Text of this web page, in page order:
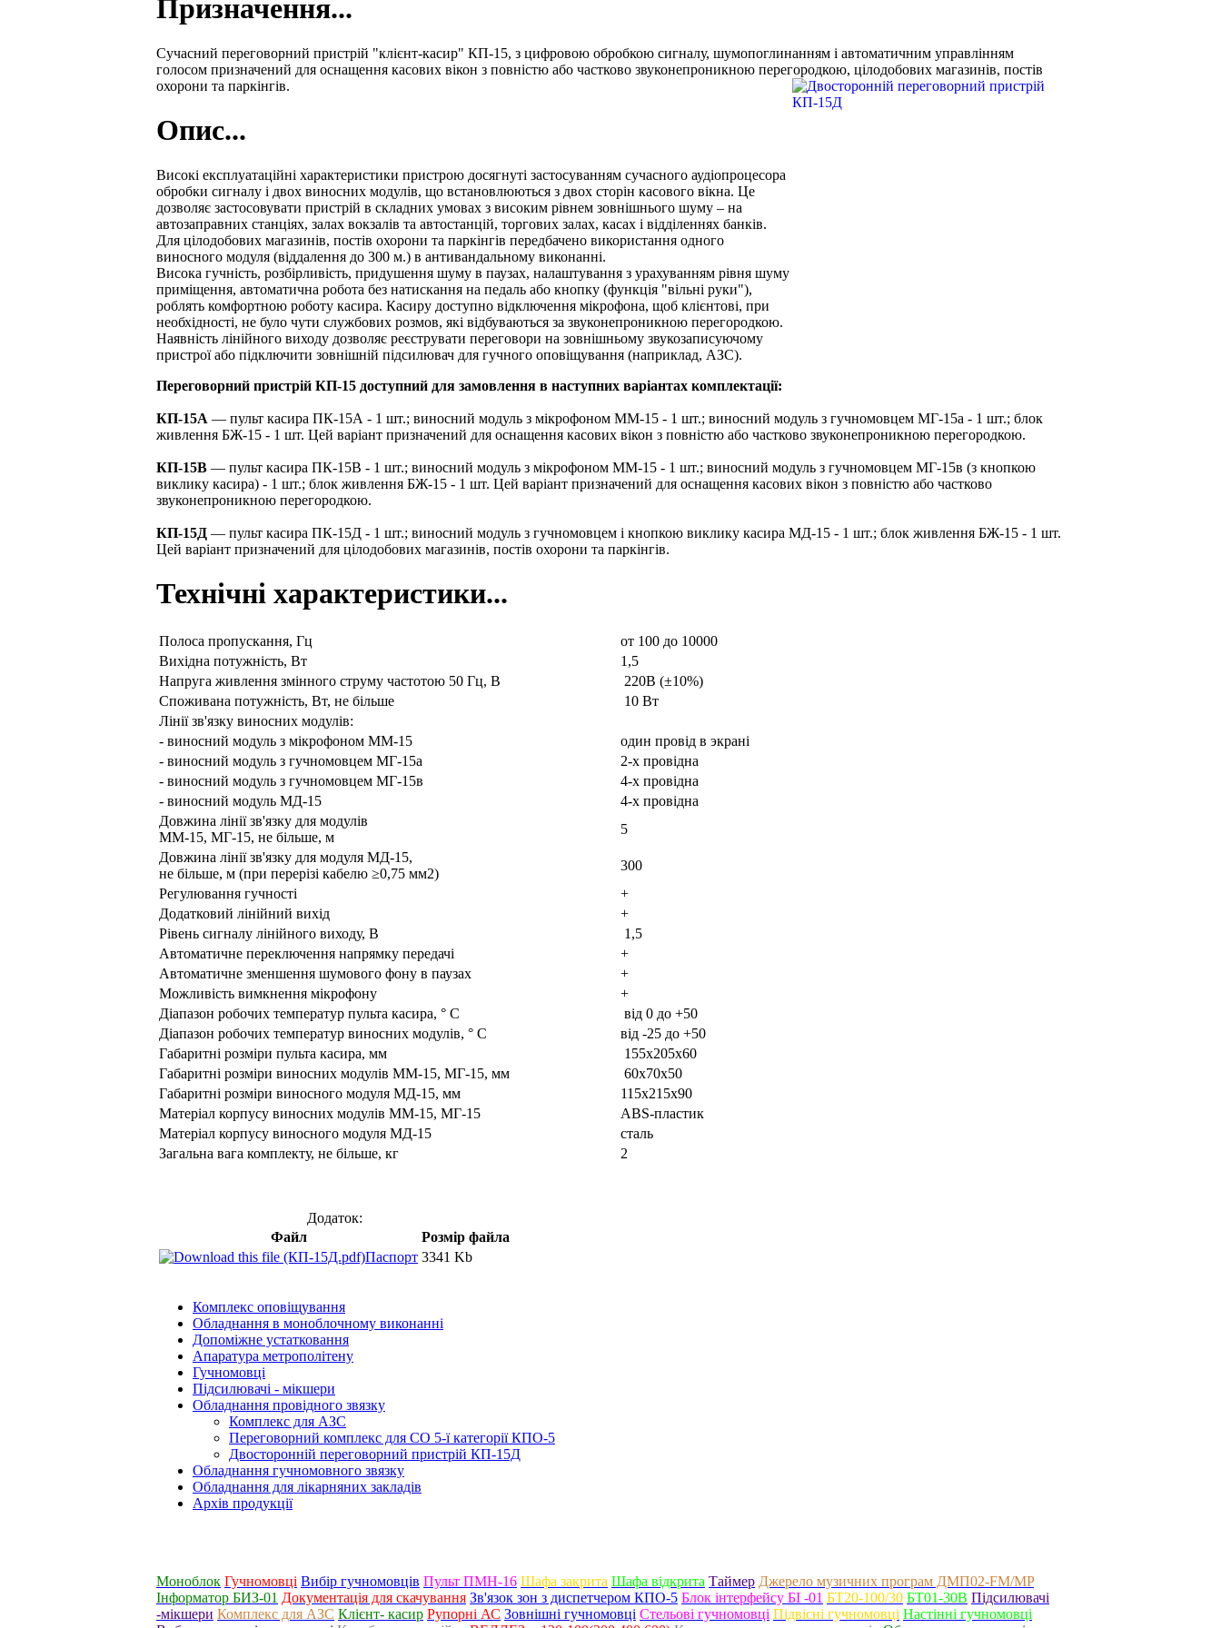
Призначення...
Сучасний переговорний пристрій "клієнт-касир" КП-15, з цифровою обробкою сигналу, шумопоглинанням і автоматичним управлінням
голосом призначений для оснащення касових вікон з повністю або частково звуконепроникною перегородкою, цілодобових магазинів, постів
охорони та паркінгів.
Опис...
Високі експлуатаційні характеристики пристрою досягнуті застосуванням сучасного аудіопроцесора
обробки сигналу і двох виносних модулів, що встановлюються з двох сторін касового вікна. Це
дозволяє застосовувати пристрій в складних умовах з високим рівнем зовнішнього шуму – на
автозаправних станціях, залах вокзалів та автостанцій, торгових залах, касах і відділеннях банків.
Для цілодобових магазинів, постів охорони та паркінгів передбачено використання одного
виносного модуля (віддалення до 300 м.) в антивандальному виконанні.
Висока гучність, розбірливість, придушення шуму в паузах, налаштування з урахуванням рівня шуму
приміщення, автоматична робота без натискання на педаль або кнопку (функція "вільні руки"),
роблять комфортною роботу касира. Касиру доступно відключення мікрофона, щоб клієнтові, при
необхідності, не було чути службових розмов, які відбуваються за звуконепроникною перегородкою.
Наявність лінійного виходу дозволяє реєструвати переговори на зовнішньому звукозаписуючому
пристрої або підключити зовнішній підсилювач для гучного оповіщування (наприклад, АЗС).
Переговорний пристрій КП-15 доступний для замовлення в наступних варіантах комплектації:
КП-15А — пульт касира ПК-15А - 1 шт.; виносний модуль з мікрофоном ММ-15 - 1 шт.; виносний модуль з гучномовцем МГ-15а - 1 шт.; блок
живлення БЖ-15 - 1 шт. Цей варіант призначений для оснащення касових вікон з повністю або частково звуконепроникною перегородкою.
КП-15В — пульт касира ПК-15В - 1 шт.; виносний модуль з мікрофоном ММ-15 - 1 шт.; виносний модуль з гучномовцем МГ-15в (з кнопкою
виклику касира) - 1 шт.; блок живлення БЖ-15 - 1 шт. Цей варіант призначений для оснащення касових вікон з повністю або частково
звуконепроникною перегородкою.
КП-15Д — пульт касира ПК-15Д - 1 шт.; виносний модуль з гучномовцем і кнопкою виклику касира МД-15 - 1 шт.; блок живлення БЖ-15 - 1 шт.
Цей варіант призначений для цілодобових магазинів, постів охорони та паркінгів.
Технічні характеристики...
Полоса пропускання, Гц
от 100 до 10000
Вихідна потужність, Вт
1,5
Напруга живлення змінного струму частотою 50 Гц, В
220В (±10%)
Споживана потужність, Вт, не більше
10 Вт
Лінії зв'язку виносних модулів:
- виносний модуль з мікрофоном ММ-15
один провід в экрані
- виносний модуль з гучномовцем МГ-15а
2-х провідна
- виносний модуль з гучномовцем МГ-15в
4-х провідна
- виносний модуль МД-15
4-х провідна
Довжина лінії зв'язку для модулів
ММ-15, МГ-15, не більше, м
5
Довжина лінії зв'язку для модуля МД-15,
не більше, м (при перерізі кабелю ≥0,75 мм2)
300
Регулювання гучності
+
Додатковий лінійний вихід
+
Рівень сигналу лінійного виходу, В
1,5
Автоматичне переключення напрямку передачі
+
Автоматичне зменшення шумового фону в паузах
+
Можливість вимкнення мікрофону
+
Діапазон робочих температур пульта касира, ° С
від 0 до +50
Діапазон робочих температур виносних модулів, ° С
від -25 до +50
Габаритні розміри пульта касира, мм
155х205х60
Габаритні розміри виносних модулів ММ-15, МГ-15, мм
60х70х50
Габаритні розміри виносного модуля МД-15, мм
115х215х90
Матеріал корпусу виносних модулів ММ-15, МГ-15
ABS-пластик
Матеріал корпусу виносного модуля МД-15
сталь
Загальна вага комплекту, не більше, кг
2
Додаток:
Файл
Розмір файла
Паспорт 3341 Kb
Комплекс оповіщування
Обладнання в моноблочному виконанні
Допоміжне устатковання
Апаратура метрополітену
Гучномовці
Підсилювачі - мікшери
Обладнання провідного звязку
Комплекс для АЗС
Переговорний комплекс для СО 5-ї категорії КПО-5
Двосторонній переговорний пристрій КП-15Д
Обладнання гучномовного звязку
Обладнання для лікарняних закладів
Архів продукції
Моноблок Гучномовці Вибір гучномовців Пульт ПМН-16 Шафа закрита Шафа відкрита Таймер Джерело музичних програм ДМП02-FM/MP
Інформатор БИЗ-01 Документація для скачування Зв'язок зон з диспетчером КПО-5 Блок інтерфейсу БІ -01 БТ20-100/30 БТ01-30В Підсилювачі
-мікшери Комплекс для АЗС Клієнт- касир Рупорні АС Зовнішні гучномовці Стельові гучномовці Підвісні гучномовці Настінні гучномовці